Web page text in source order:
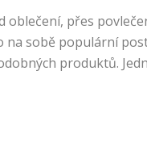
přes
na sobě populární
produktů.